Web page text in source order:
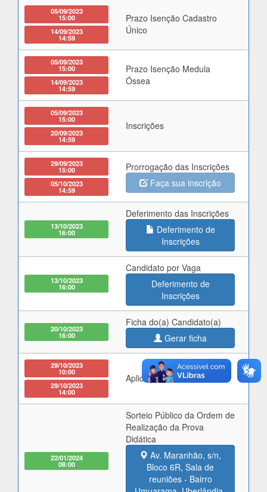
05/09/2023
15:00
14/09/2023
14:59
Prazo Isenção Cadastro
Único
05/09/2023
15:00
14/09/2023
14:59
Prazo Isenção Medula
Óssea
05/09/2023
15:00
20/09/2023
14:59
Inscrições
29/09/2023
15:00
05/10/2023
14:59
Prorrogação das Inscrições
Faça sua inscrição
13/10/2023
16:00
Deferimento das Inscrições
Deferimento de
Inscrições
13/10/2023
16:00
Candidato por Vaga
Deferimento de
Inscrições
20/10/2023
16:00
Ficha do(a) Candidato(a)
Gerar ficha
29/10/2023
10:00
29/10/2023
14:00
Aplicação da Prova Escrita
22/01/2024
08:00
Sorteio Público da Ordem de
Realização da Prova
Didática
Av. Maranhão, s/n,
Bloco 6R, Sala de
reuniões - Bairro